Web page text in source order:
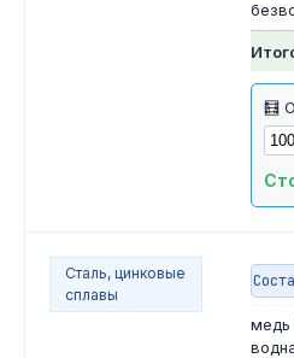
🧮
Сталь, цинковые
сплавы
медь